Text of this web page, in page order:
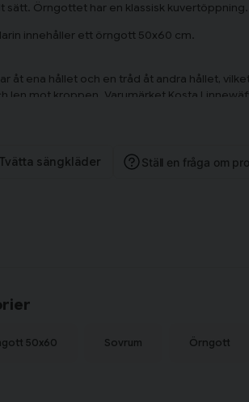
sätt. Örngottet har en klassisk kuvertöppning.
innehåller ett örngott 50x60 cm.
åt ena hållet och en tråd åt andra hållet,
len mot kroppen. Varumärket Kosta
ska ge en mjuk och hemtrevlig känsla
sängkläder Ställ en fråga om
50x60 Sovrum Örngott